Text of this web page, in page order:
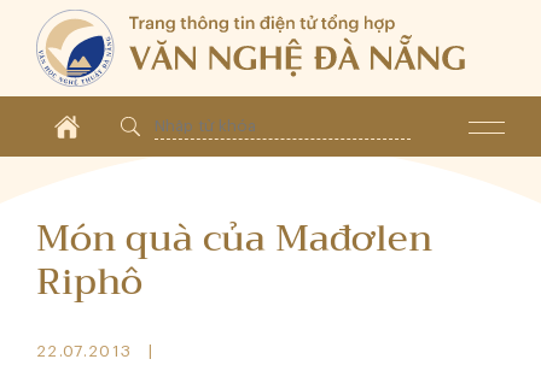
Món quà của Mađơlen
Riphô
22.07.2013